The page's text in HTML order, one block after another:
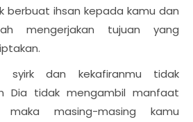
berbuat ihsan kepada kamu dan
mengerjakan tujuan yang
syirk dan kekafiranmu tidak
Dia tidak mengambil manfaat
maka masing-masing kamu